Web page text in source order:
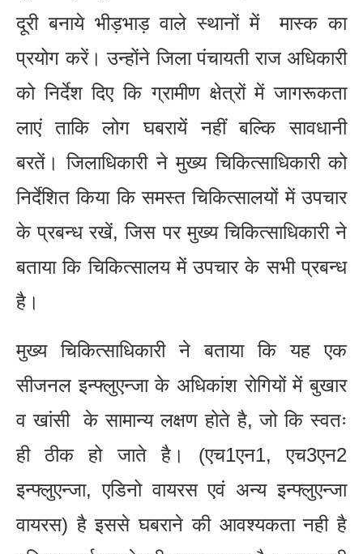
दूरी बनाये भीड़भाड़ वाले स्थानों में मास्क का
प्रयोग करें। उन्होंने जिला पंचायती राज अधिकारी
को निर्देश दिए कि ग्रामीण क्षेत्रों में जागरूकता
लाएं ताकि लोग घबरायें नहीं बल्कि सावधानी
बरतें। जिलाधिकारी ने मुख्य चिकित्साधिकारी को
निर्देशित किया कि समस्त चिकित्सालयों में उपचार
के प्रबन्ध रखें, जिस पर मुख्य चिकित्साधिकारी ने
बताया कि चिकित्सालय में उपचार के सभी प्रबन्ध
है।
मुख्य चिकित्साधिकारी ने बताया कि यह एक
सीजनल इन्फ्लुएन्जा के अधिकांश रोगियों में बुखार
व खांसी के सामान्य लक्षण होते है, जो कि स्वतः
ही ठीक हो जाते है। (एच1एन1, एच3एन2
इन्फ्लुएन्जा, एडिनो वायरस एवं अन्य इन्फ्लुएन्जा
वायरस) है इससे घबराने की आवश्यकता नही है